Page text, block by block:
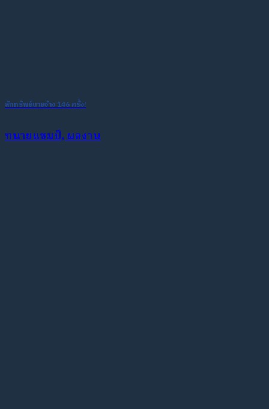
ลักทรัพย์นายจ้าง 146 ครั้ง!
ทนายแชมป์, ผลงาน